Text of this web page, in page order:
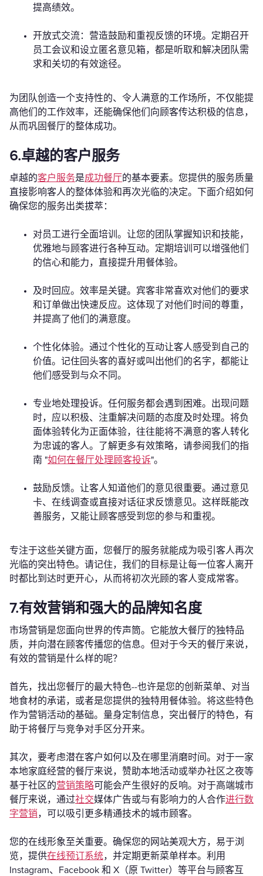
提高绩效。
开放式交流：营造鼓励和重视反馈的环境。定期召开
员工会议和设立匿名意见箱，都是听取和解决团队需
求和关切的有效途径。
为团队创造一个支持性的、令人满意的工作场所，不仅能提
高他们的工作效率，还能确保他们向顾客传达积极的信息，
从而巩固餐厅的整体成功。
6.卓越的客户服务
卓越的客户服务是成功餐厅的基本要素。您提供的服务质量
直接影响客人的整体体验和再次光临的决定。下面介绍如何
确保您的服务出类拔萃：
对员工进行全面培训。让您的团队掌握知识和技能，
优雅地与顾客进行各种互动。定期培训可以增强他们
的信心和能力，直接提升用餐体验。
及时回应。效率是关键。宾客非常喜欢对他们的要求
和订单做出快速反应。这体现了对他们时间的尊重，
并提高了他们的满意度。
个性化体验。通过个性化的互动让客人感受到自己的
价值。记住回头客的喜好或叫出他们的名字，都能让
他们感受到与众不同。
专业地处理投诉。任何服务都会遇到困难。出现问题
时，应以积极、注重解决问题的态度及时处理。将负
面体验转化为正面体验，往往能将不满意的客人转化
为忠诚的客人。了解更多有效策略，请参阅我们的指
南 "如何在餐厅处理顾客投诉"。
鼓励反馈。让客人知道他们的意见很重要。通过意见
卡、在线调查或直接对话征求反馈意见。这样既能改
善服务，又能让顾客感受到您的参与和重视。
专注于这些关键方面，您餐厅的服务就能成为吸引客人再次
光临的突出特色。请记住，我们的目标是让每一位客人离开
时都比到达时更开心，从而将初次光顾的客人变成常客。
7.有效营销和强大的品牌知名度
市场营销是您面向世界的传声筒。它能放大餐厅的独特品
质，并向潜在顾客传播您的信息。但对于今天的餐厅来说，
有效的营销是什么样的呢？
首先，找出您餐厅的最大特色--也许是您的创新菜单、对当
地食材的承诺，或者是您提供的独特用餐体验。将这些特色
作为营销活动的基础。量身定制信息，突出餐厅的特色，有
助于将餐厅与竞争对手区分开来。
其次，要考虑潜在客户如何以及在哪里消磨时间。对于一家
本地家庭经营的餐厅来说，赞助本地活动或举办社区之夜等
基于社区的营销策略可能会产生很好的反响。对于高端城市
餐厅来说，通过社交媒体广告或与有影响力的人合作进行数
字营销，可以吸引更多精通技术的城市顾客。
您的在线形象至关重要。确保您的网站美观大方，易于浏
览，提供在线预订系统，并定期更新菜单样本。利用
Instagram、Facebook 和 X（原 Twitter）等平台与顾客互